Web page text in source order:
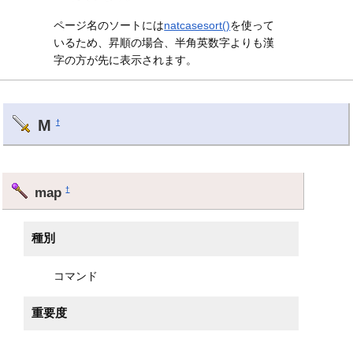
ページ名のソートにはnatcasesort()を使って
いるため、昇順の場合、半角英数字よりも漢
字の方が先に表示されます。
M †
map†
種別
コマンド
重要度